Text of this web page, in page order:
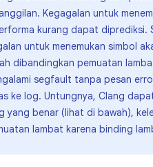
Kegagalan untuk
kurang dapat diprediksi.
untuk menemukan simbol
dibandingkan pemuatan
segfault tanpa pesan
ke log. Untungnya, Clang
benar (lihat di bawah),
lambat karena binding